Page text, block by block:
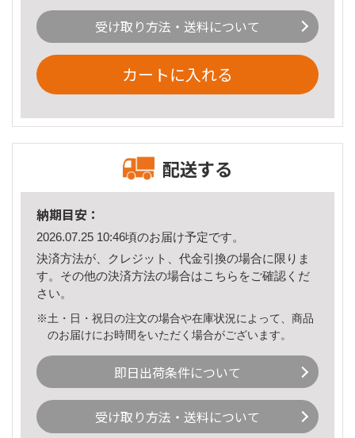
受け取り方法・送料について
カートに入れる
配送する
納期目安：
2026.07.25 10:46頃のお届け予定です。
決済方法が、クレジット、代金引換の場合に限りま
す。その他の決済方法の場合はこちら をご確認くだ
さい。
※土・日・祝日の注文の場合や在庫状況によって、商品
のお届けにお時間をいただく場合がございます。
即日出荷条件について
受け取り方法・送料について